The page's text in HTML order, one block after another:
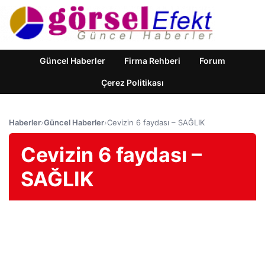
Güncel Haberler Firma Rehberi Forum
Çerez Politikası
Haberler›Güncel Haberler›Cevizin 6 faydası – SAĞLIK
Cevizin 6 faydası –
SAĞLIK